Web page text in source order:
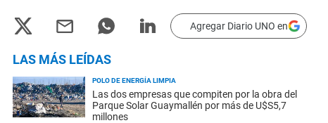
Agregar Diario UNO en
LAS MÁS LEÍDAS
POLO DE ENERGÍA LIMPIA
Las dos empresas que compiten por la obra del
Parque Solar Guaymallén por más de U$S5,7
millones